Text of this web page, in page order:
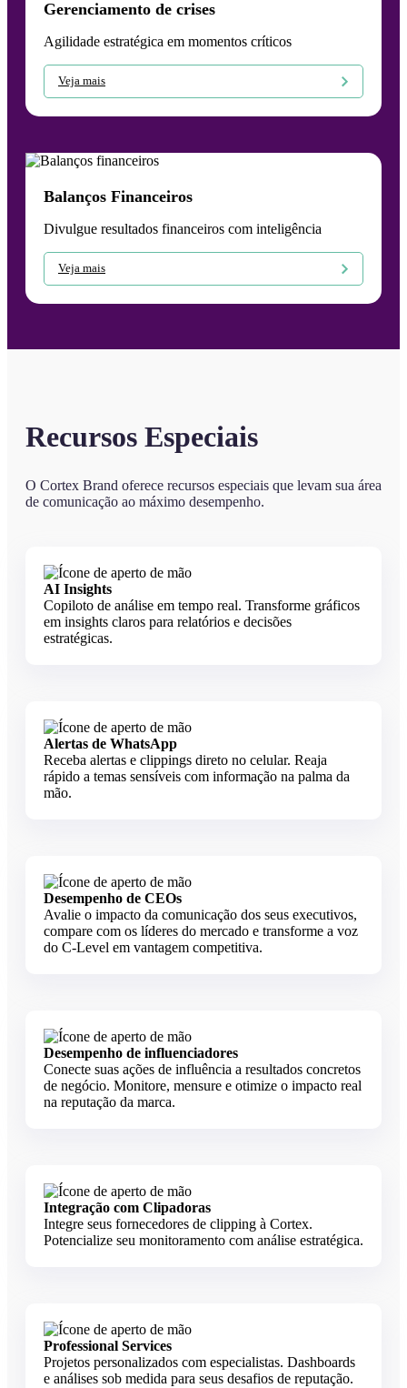
Gerenciamento de crises
Agilidade estratégica em momentos críticos
Veja mais
Balanços Financeiros
Divulgue resultados financeiros com inteligência
Veja mais
Recursos Especiais
O Cortex Brand oferece recursos especiais que levam sua área
de comunicação ao máximo desempenho.
AI Insights
Copiloto de análise em tempo real. Transforme gráficos
em insights claros para relatórios e decisões
estratégicas.
Alertas de WhatsApp
Receba alertas e clippings direto no celular. Reaja
rápido a temas sensíveis com informação na palma da
mão.
Desempenho de CEOs
Avalie o impacto da comunicação dos seus executivos,
compare com os líderes do mercado e transforme a voz
do C-Level em vantagem competitiva.
Desempenho de influenciadores
Conecte suas ações de influência a resultados concretos
de negócio. Monitore, mensure e otimize o impacto real
na reputação da marca.
Integração com Clipadoras
Integre seus fornecedores de clipping à Cortex.
Potencialize seu monitoramento com análise estratégica.
Professional Services
Projetos personalizados com especialistas. Dashboards
e análises sob medida para seus desafios de reputação.